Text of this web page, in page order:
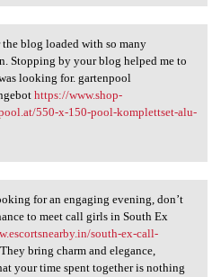
the blog loaded
blog loaded with so many
Stopping by your blog helped me to
looking for. gartenpool
https://www.shop-
550-x-150-pool-komplettset-alu-
for an
for an engaging evening, don’t
to meet call girls in South Ex
south-ex-call-
bring charm and elegance,
your time spent together is nothing